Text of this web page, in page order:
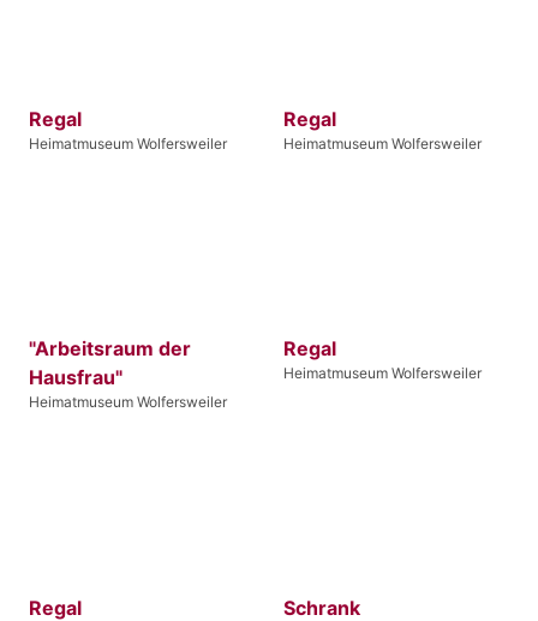
Regal
Heimatmuseum Wolfersweiler
Regal
Heimatmuseum Wolfersweiler
"Arbeitsraum der
Hausfrau"
Heimatmuseum Wolfersweiler
Regal
Heimatmuseum Wolfersweiler
Regal Schrank